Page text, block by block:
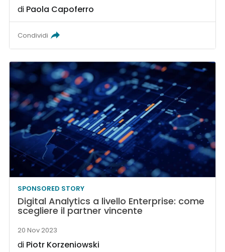
di Paola Capoferro
Condividi
SPONSORED STORY
Digital Analytics a livello Enterprise: come
scegliere il partner vincente
20 Nov 2023
di Piotr Korzeniowski